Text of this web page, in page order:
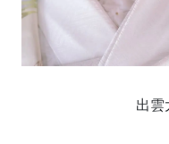
出雲